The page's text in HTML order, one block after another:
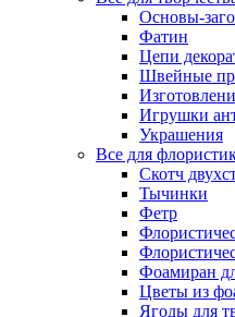
Основы-
Фатин
Цепи
Швейные
Игрушки
Украшения
Все для
Скотч
Тычинки
Фетр
Фоамиран
Цветы из
Ягоды для